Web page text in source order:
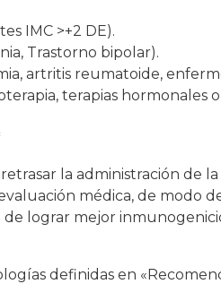
IMC >+2 DE).
Trastorno bipolar).
artritis reumatoide,
terapias hormonales
la administración de
médica, de modo
de lograr mejor
definidas en